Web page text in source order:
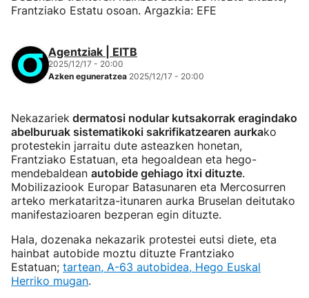
Frantziako Estatu osoan. Argazkia: EFE
Agentziak | EITB
2025/12/17 - 20:00
Azken eguneratzea 2025/12/17 - 20:00
Nekazariek dermatosi nodular kutsakorrak eragindako
abelburuak sistematikoki sakrifikatzearen aurkako
protestekin jarraitu dute asteazken honetan,
Frantziako Estatuan, eta hegoaldean eta hego-
mendebaldean autobide gehiago itxi dituzte.
Mobilizaziook Europar Batasunaren eta Mercosurren
arteko merkataritza-itunaren aurka Bruselan deitutako
manifestazioaren bezperan egin dituzte.
Hala, dozenaka nekazarik protestei eutsi diete, eta
hainbat autobide moztu dituzte Frantziako
Estatuan; tartean, A-63 autobidea, Hego Euskal
Herriko mugan.